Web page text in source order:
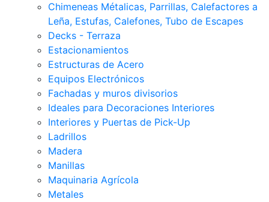
Chimeneas Métalicas, Parrillas, Calefactores a
Leña, Estufas, Calefones, Tubo de Escapes
Decks - Terraza
Estacionamientos
Estructuras de Acero
Equipos Electrónicos
Fachadas y muros divisorios
Ideales para Decoraciones Interiores
Interiores y Puertas de Pick-Up
Ladrillos
Madera
Manillas
Maquinaria Agrícola
Metales